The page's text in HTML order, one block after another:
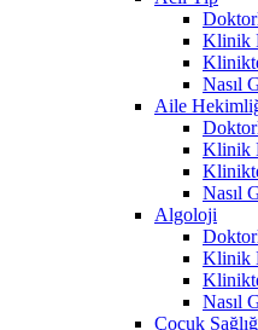
Klinik
Nasıl
Aile
Klinik
Nasıl
Algoloji
Klinik
Nasıl
Çocuk